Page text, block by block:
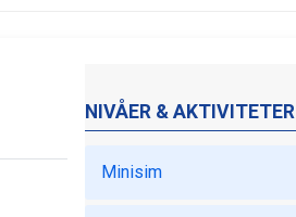
NIVÅER & AKTIVITETER
Minisim